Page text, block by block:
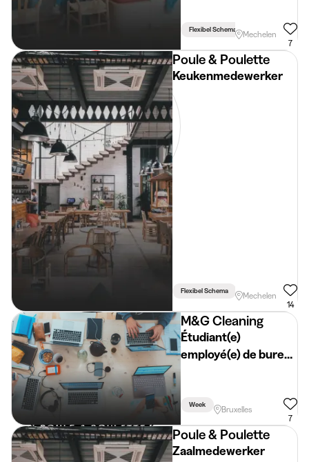
Flexibel Schema
Mechelen
7
Poule & Poulette
Keukenmedewerker
Flexibel Schema
Mechelen
14
M&G Cleaning
Étudiant(e)
employé(e) de bureau
– prospection
téléphonique
Week
Bruxelles
7
Poule & Poulette
Zaalmedewerker